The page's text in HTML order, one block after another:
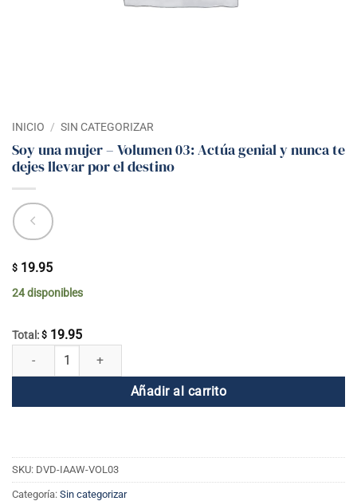
INICIO / SIN CATEGORIZAR
Soy una mujer – Volumen 03: Actúa genial y nunca te
dejes llevar por el destino
$ 19.95
24 disponibles
Total: $ 19.95
Soy una mujer - Volumen 03: Actúa genial y nunca te dejes llevar por
Añadir al carrito
SKU: DVD-IAAW-VOL03
Categoría: Sin categorizar